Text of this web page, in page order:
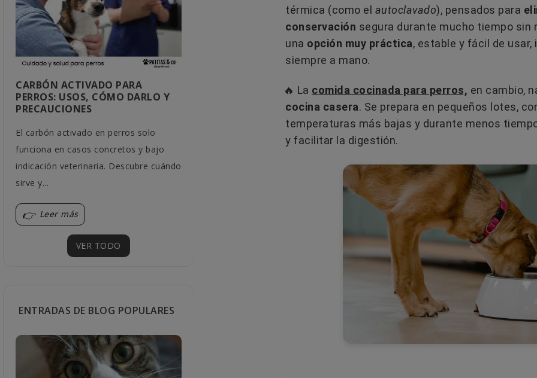
CARBÓN ACTIVADO PARA
PERROS: USOS, CÓMO DARLO Y
PRECAUCIONES
El carbón activado en perros solo
funciona en casos concretos y bajo
indicación veterinaria. Descubre cuándo
sirve y...
Leer más
¿QUÉ BEBEDERO SE ADAPTA
MEJOR A LA PERSONALIDAD Y
LOS HÁBITOS DE TU GATO?
Cada gato tiene su forma de beber.
Descubre qué características pueden
encajar mejor con su forma de ser y
¿CÓMO USAR LAS
PARA GATOS Y EVITAR LOS
ERRORES MÁS COMUNES?
¿Las feromonas para gatos
situaciones de estrés o conflicto
gatos?...
Leer más
VER TODO
ENTRADAS DE BLOG POPULARES
térmica (como el autoclavado), pensados para
conservación segura durante mucho tiempo sin
una opción muy práctica, estable y fácil de usar,
siempre a mano.
🔥 La comida cocinada para perros, en cambio,
cocina casera. Se prepara en pequeños lotes,
temperaturas más bajas y durante menos
y facilitar la digestión.